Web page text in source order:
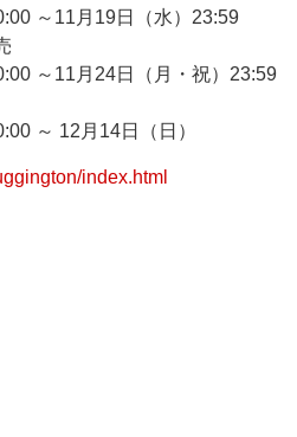
～11月19日（水）23:59
～11月24日（月・祝）23:59
～ 12月14日（日）
index.html